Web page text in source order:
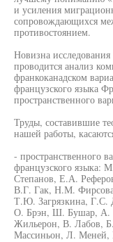
и усиления
сопровождающихся
противостоянием.
Новизна
проводится анализ
франкоканадском
французского языка
пространственного
Труды, составившие
нашей работы,
- пространственного
французского
Степанов, Е.А.
В.Г. Гак, Н.М.
Т.Ю. Загрязкина, Г.С.
О. Брэн, Ш. Бушар, А.
Жильерон, В. Лабов,
Массиньон, Л. Меней,